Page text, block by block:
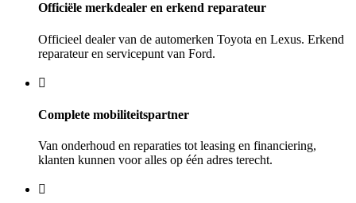
Officiële merkdealer en erkend reparateur
Officieel dealer van de automerken Toyota en Lexus. Erkend
reparateur en servicepunt van Ford.
Complete mobiliteitspartner
Van onderhoud en reparaties tot leasing en financiering,
klanten kunnen voor alles op één adres terecht.